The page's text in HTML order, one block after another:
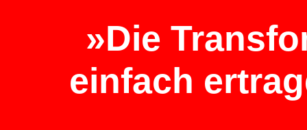
»Die
einfach